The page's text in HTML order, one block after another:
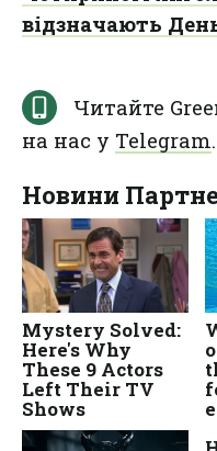
відзначають
Читайте
на нас у Telegram.